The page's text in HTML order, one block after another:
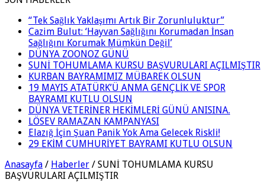
“Tek Sağlık Yaklaşımı Artık Bir Zorunluluktur”
Cazim Bulut: ‘Hayvan Sağlığını Korumadan İnsan
Sağlığını Korumak Mümkün Değil’
DÜNYA ZOONOZ GÜNÜ
SUNİ TOHUMLAMA KURSU BAŞVURULARI AÇILMIŞTIR
KURBAN BAYRAMIMIZ MÜBAREK OLSUN
19 MAYIS ATATÜRK’Ü ANMA GENÇLİK VE SPOR
BAYRAMI KUTLU OLSUN
DÜNYA VETERİNER HEKİMLERİ GÜNÜ ANISINA.
LÖSEV RAMAZAN KAMPANYASI
Elazığ İçin Şuan Panik Yok Ama Gelecek Riskli!
29 EKİM CUMHURİYET BAYRAMI KUTLU OLSUN
Anasayfa / Haberler / SUNİ TOHUMLAMA KURSU
BAŞVURULARI AÇILMIŞTIR